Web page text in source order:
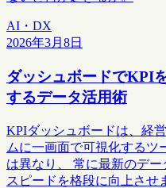
AI・DX
2026年3月8日
ダッシュボードでKPI
するデータ活用術
KPIダッシュボードは、経
ムに一画面で可視化するツ
は異なり、 常に最新のデ
スピードを格段に向上させ